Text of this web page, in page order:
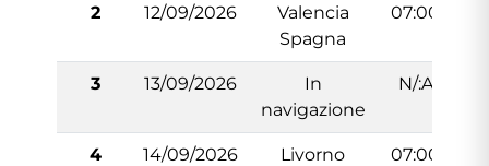
2 12/09/2026
Valencia
Spagna
07:00
3 13/09/2026
In
navigazione
N/:A
4 14/09/2026
Livorno
07:00